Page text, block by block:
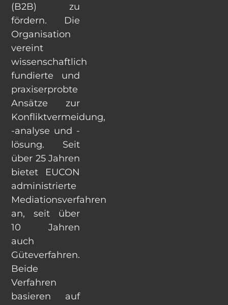
(B2B) zu
fördern. Die
Organisation
vereint
wissenschaftlich
fundierte und
praxiserprobte
Ansätze zur
Konfliktvermeidung,
-analyse und -
lösung. Seit
über 25 Jahren
bietet EUCON
administrierte
Mediationsverfahren
an, seit über
10 Jahren
auch
Güteverfahren.
Beide
Verfahren
basieren auf